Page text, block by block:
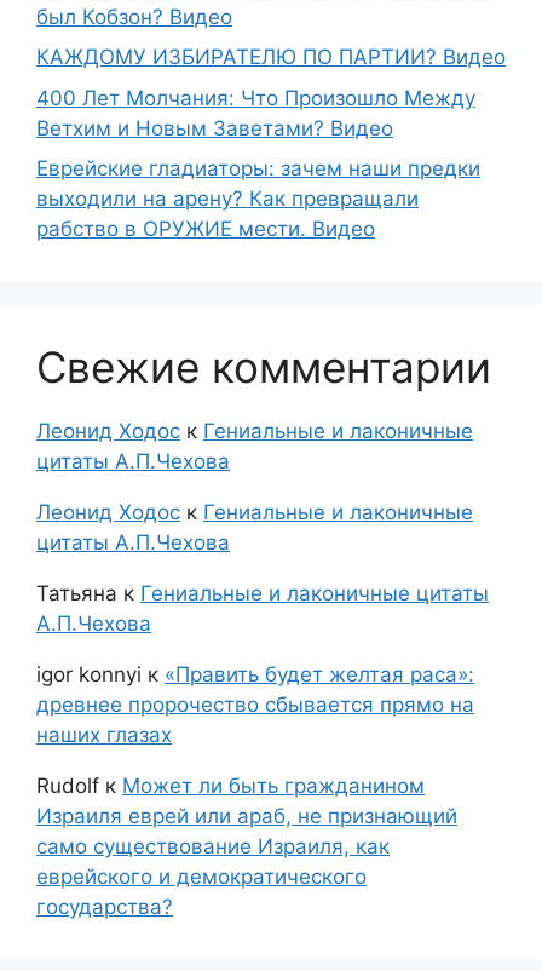
был Кобзон? Видео
КАЖДОМУ ИЗБИРАТЕЛЮ ПО ПАРТИИ? Видео
400 Лет Молчания: Что Произошло Между
Ветхим и Новым Заветами? Видео
Еврейские гладиаторы: зачем наши предки
выходили на арену? Как превращали
рабство в ОРУЖИЕ мести. Видео
Свежие комментарии
Леонид Ходос к Гениальные и лаконичные
цитаты А.П.Чехова
Леонид Ходос к Гениальные и лаконичные
цитаты А.П.Чехова
Татьяна к Гениальные и лаконичные цитаты
А.П.Чехова
igor konnyi к «Править будет желтая раса»:
древнее пророчество сбывается прямо на
наших глазах
Rudolf к Может ли быть гражданином
Израиля еврей или араб, не признающий
само существование Израиля, как
еврейского и демократического
государства?